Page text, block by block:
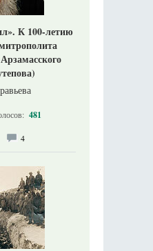
К 100-летию
481
4